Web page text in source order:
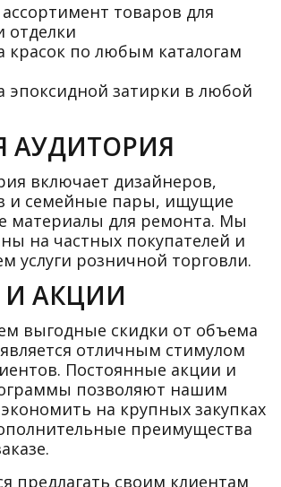
товаров для
отделки
красок по любым каталогам
эпоксидной затирки в любой
АУДИТОРИЯ
включает дизайнеров,
и семейные пары, ищущие
материалы для ремонта. Мы
на частных покупателей и
услуги розничной торговли.
АКЦИИ
выгодные скидки от объема
отличным стимулом
Постоянные акции и
позволяют нашим
на крупных закупках
преимущества
предлагать своим клиентам